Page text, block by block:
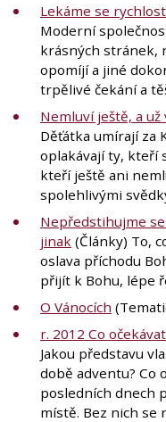
Lekáme se
Moderní
krásných stránek,
opomíjí a jiné
trpělivé čekání a
Nemluví ještě, a
Děťátka umírají za
oplakávají ty, kteří
kteří ještě ani
spolehlivými
Nepředstihujme
jinak (Články) To,
oslava příchodu
přijít k Bohu, lépe
O Vánocích
r. 2012 Co
Jakou představu
době adventu? Co
posledních dnech
místě. Bez nich se